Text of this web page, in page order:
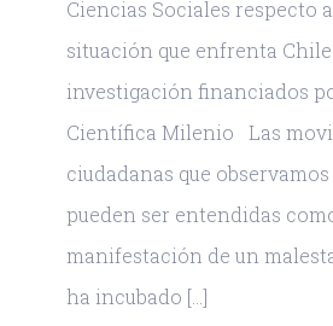
Ciencias Sociales respecto
situación que enfrenta
investigación financiados
Científica Milenio Las
ciudadanas que
pueden ser entendidas
manifestación de un
ha incubado [...]